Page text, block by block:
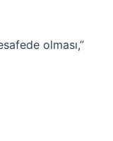
olması,”